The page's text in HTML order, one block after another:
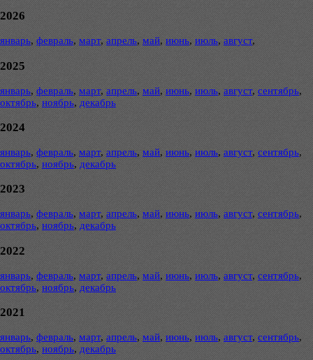
2026
январь, февраль, март, апрель, май, июнь, июль, август,
2025
январь, февраль, март, апрель, май, июнь, июль, август, сентябрь,
октябрь, ноябрь, декабрь
2024
январь, февраль, март, апрель, май, июнь, июль, август, сентябрь,
октябрь, ноябрь, декабрь
2023
январь, февраль, март, апрель, май, июнь, июль, август, сентябрь,
октябрь, ноябрь, декабрь
2022
январь, февраль, март, апрель, май, июнь, июль, август, сентябрь,
октябрь, ноябрь, декабрь
2021
январь, февраль, март, апрель, май, июнь, июль, август, сентябрь,
октябрь, ноябрь, декабрь